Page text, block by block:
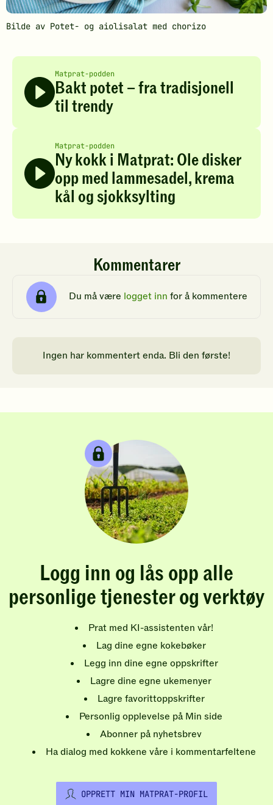
Bilde av Potet- og aiolisalat med chorizo
Matprat-podden
Bakt potet – fra tradisjonell
til trendy
Matprat-podden
Ny kokk i Matprat: Ole disker
opp med lammesadel, krema
kål og sjokksylting
Kommentarer
Du må være logget inn for å kommentere
Ingen har kommentert enda. Bli den første!
Logg inn og lås opp alle
personlige tjenester og verktøy
Prat med KI-assistenten vår!
Lag dine egne kokebøker
Legg inn dine egne oppskrifter
Lagre dine egne ukemenyer
Lagre favorittoppskrifter
Personlig opplevelse på Min side
Abonner på nyhetsbrev
Ha dialog med kokkene våre i kommentarfeltene
OPPRETT MIN MATPRAT-PROFIL